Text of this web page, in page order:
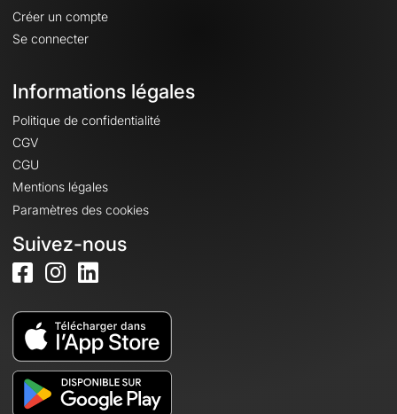
Créer un compte
Se connecter
Informations légales
Politique de confidentialité
CGV
CGU
Mentions légales
Paramètres des cookies
Suivez-nous